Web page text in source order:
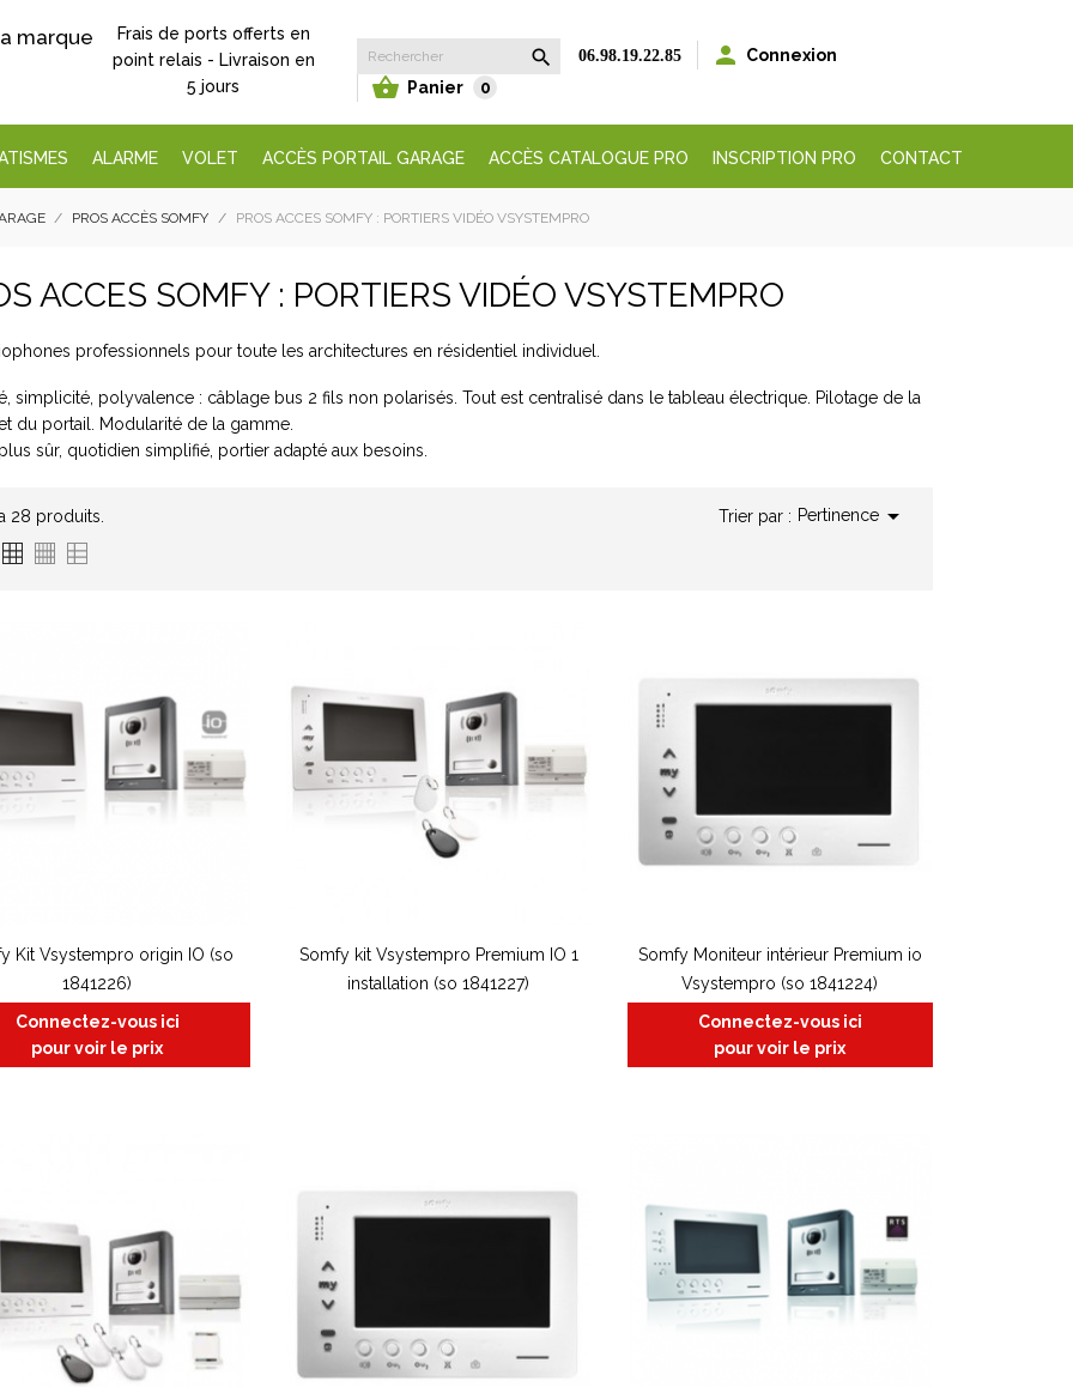
marque
Frais de ports offerts en
point relais - Livraison en
5 jours
 06.98.19.22.85  Connexion
 Panier 0
ALARME VOLET ACCÈS PORTAIL GARAGE ACCÈS CATALOGUE PRO INSCRIPTION PRO CONTACT
PROS ACCÈS SOMFY PROS ACCES SOMFY : PORTIERS VIDÉO VSYSTEMPRO
ACCES SOMFY : PORTIERS VIDÉO VSYSTEMPRO
professionnels pour toute les architectures en résidentiel individuel.
simplicité, polyvalence : câblage bus 2 fils non polarisés. Tout est centralisé dans le tableau électrique. Pilotage de la
du portail. Modularité de la gamme.
sûr, quotidien simplifié, portier adapté aux besoins.
28 produits. Trier par : Pertinence 
Kit Vsystempro origin IO (so
1841226)
Connectez-vous ici
pour voir le prix
Somfy kit Vsystempro Premium IO 1
installation (so 1841227)
Somfy Moniteur intérieur Premium io
Vsystempro (so 1841224)
Connectez-vous ici
pour voir le prix